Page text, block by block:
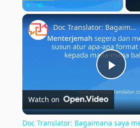
Play Unmute Fullscreen
Play
Doc Translator: Bagaimana saya menggunakan penterjemah dokumen?
Watch on
Doc Translator: Bagaimana saya